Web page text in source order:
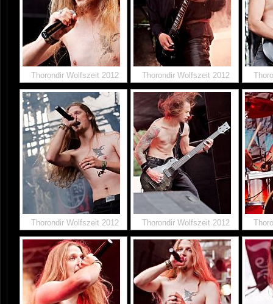
Thorondir Wolfszeit 2012 Thorondir Wolfszeit 2012
Thorondir Wolfszeit 2012 Thorondir Wolfszeit 2012